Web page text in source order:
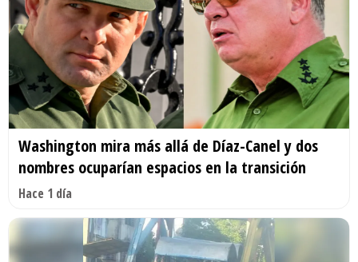
Washington mira más allá de Díaz-Canel y dos
nombres ocuparían espacios en la transición
Hace 1 día